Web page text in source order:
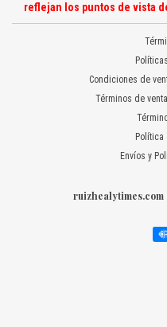
reflejan los puntos de vista
Condiciones de
Términos de
Envíos y
ruizhealytimes.com